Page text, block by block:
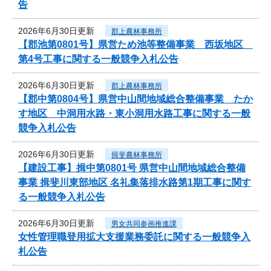
告
2026年6月30日更新 郡上農林事務所
【郡池第0801号】県営ため池等整備事業 西坂地区
第4号工事に関する一般競争入札公告
2026年6月30日更新 郡上農林事務所
【郡中第0804号】県営中山間地域総合整備事業 たか
す地区 中洞用水路・東小洞用水路工事に関する一般
競争入札公告
2026年6月30日更新 揖斐農林事務所
【建設工事】揖中第0801号 県営中山間地域総合整備
事業 揖斐川東部地区 名礼集落排水路第1期工事に関す
る一般競争入札公告
2026年6月30日更新 男女共同参画推進課
女性管理職登用拡大支援業務委託に関する一般競争入
札公告